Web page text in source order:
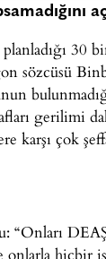
30
sözcüsü
gerilimi
karşı çok
onlarla hiçbir